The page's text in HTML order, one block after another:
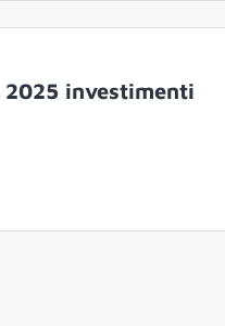
investimenti